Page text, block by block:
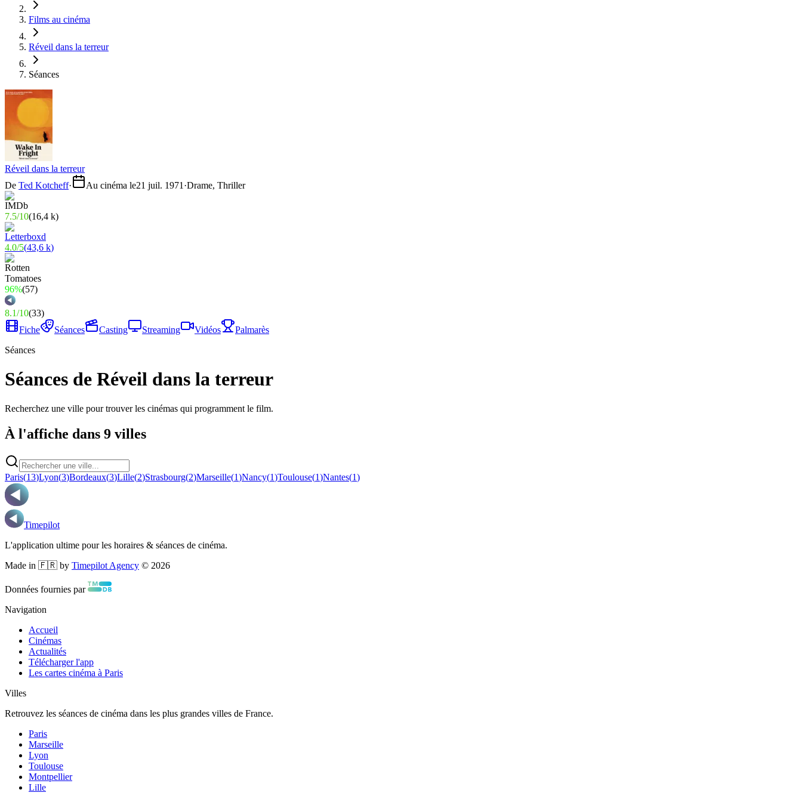
Films au cinéma
Réveil dans la terreur
Séances
Réveil dans la terreur
De Ted Kotcheff· Au cinéma le21 juil. 1971 ·Drame, Thriller
7.5/10(16,4 k)
4.0/5(43,6 k)
96%(57)
8.1/10(33)
Fiche
Séances Casting Streaming Vidéos
Palmarès
Séances
Séances de Réveil dans la terreur
Recherchez une ville pour trouver les cinémas qui programment le film.
À l'affiche dans 9 villes
Paris(13)Lyon(3)Bordeaux(3)Lille(2)Strasbourg(2)Marseille(1)Nancy(1)Toulouse(1)Nantes(1)
Timepilot
L'application ultime pour les horaires & séances de cinéma.
Made in 🇫🇷 by Timepilot Agency © 2026
Données fournies par
Navigation
Accueil
Cinémas
Actualités
Télécharger l'app
Les cartes cinéma à Paris
Villes
Retrouvez les séances de cinéma dans les plus grandes villes de France.
Paris
Marseille
Lyon
Toulouse
Montpellier
Lille